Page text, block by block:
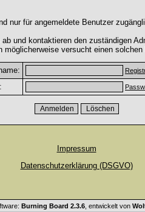
nur für angemeldete Benutzer
und kontaktieren den zuständigen
versucht einen
Impressum
Datenschutzerklärung (DSGVO)
Burning Board 2.3.6, entwickelt von